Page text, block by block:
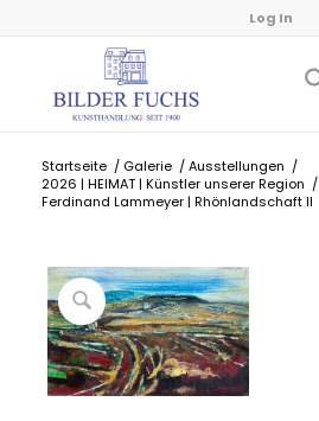
Log In
Startseite / Galerie / Ausstellungen /
2026 | HEIMAT | Künstler unserer Region /
Ferdinand Lammeyer | Rhönlandschaft II